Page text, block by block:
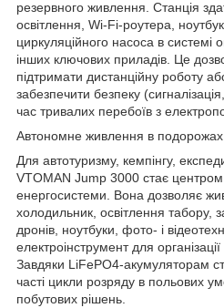
резервного живлення. Станція
освітлення, Wi‑Fi-роутера,
циркуляційного насоса в
інших ключових приладів. Це
підтримати дистанційну роботу
забезпечити безпеку
час тривалих перебоїв з
Автономне живлення в подорожах
Для автотуризму, кемпінгу,
VTOMAN Jump 3000 стає
енергосистеми. Вона дозволяє
холодильник, освітлення табору,
дронів, ноутбуки, фото- і
електроінструмент для
Завдяки LiFePO4-акумуляторам
часті цикли розряду в польових
побутових рішень.